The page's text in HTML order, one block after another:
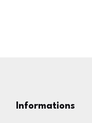
Informations